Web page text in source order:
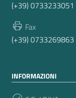
(+39) 0733233051
Fax
(+39) 0733269863
INFORMAZIONI